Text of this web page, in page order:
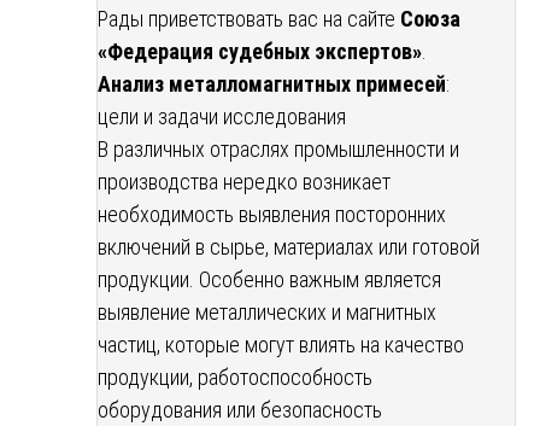
Рады приветствовать вас на сайте Союза
«Федерация судебных экспертов»
Анализ металломагнитных примесей:
цели и задачи исследования
В различных отраслях промышленности и
производства нередко возникает
необходимость выявления посторонних
включений в сырье, материалах или готовой
продукции. Особенно важным является
выявление металлических и магнитных
частиц, которые могут влиять на качество
продукции, работоспособность
оборудования или безопасность